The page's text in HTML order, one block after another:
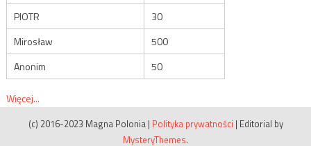
PIOTR
30
Mirosław
500
Anonim
50
Więcej...
(c) 2016-2023 Magna Polonia | Polityka prywatności | Editorial by
MysteryThemes.